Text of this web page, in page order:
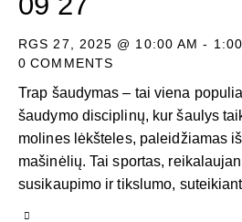
RGS 27, 2025 @ 10:00 AM -
0 COMMENTS
Trap šaudymas – tai viena
šaudymo disciplinų, kur šaulys
molines lėkšteles, paleidžiamas
mašinėlių. Tai sportas,
susikaupimo ir tikslumo,